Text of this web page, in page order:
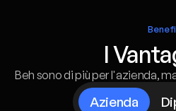
I
Beh sono di più per l'azienda,
Azienda